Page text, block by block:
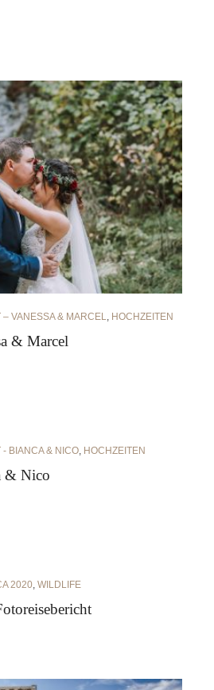
– VANESSA & MARCEL, HOCHZEITEN
& Marcel
- BIANCA & NICO, HOCHZEITEN
& Nico
2020, WILDLIFE